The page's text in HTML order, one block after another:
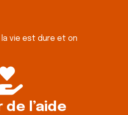
la vie est dure et on
l’aide